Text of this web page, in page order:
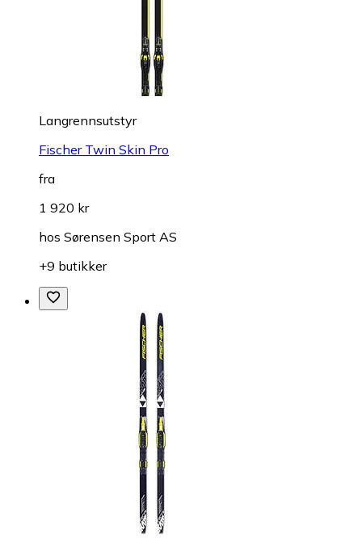
Langrennsutstyr
Fischer Twin Skin Pro
fra
1 920 kr
hos Sørensen Sport AS
+9 butikker